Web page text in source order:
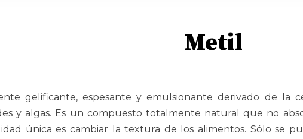
Metil
gelificante, espesante y emulsionante derivado de la
y algas. Es un compuesto totalmente natural que no
única es cambiar la textura de los alimentos. Sólo se